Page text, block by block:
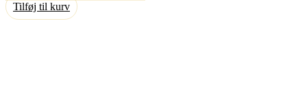
Tilføj til kurv